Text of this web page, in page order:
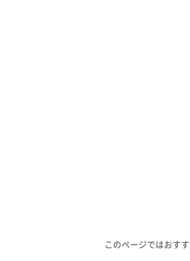
このページではおす